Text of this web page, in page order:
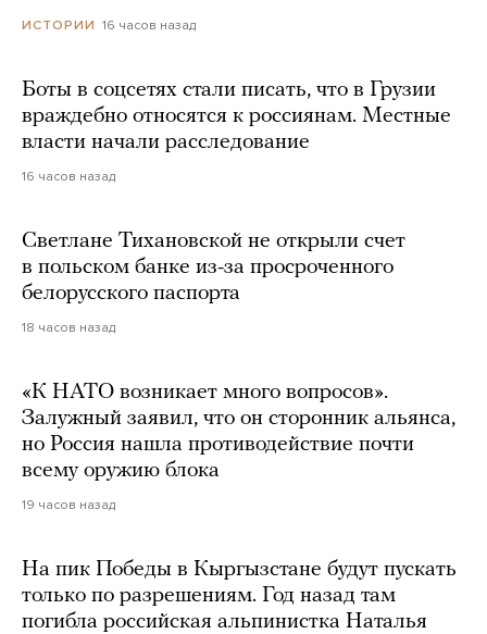
ИСТОРИИ 16 часов назад
Боты в соцсетях стали писать, что в Грузии
враждебно относятся к россиянам. Местные
власти начали расследование
16 часов назад
Светлане Тихановской не открыли счет
в польском банке из-за просроченного
белорусского паспорта
18 часов назад
«К НАТО возникает много вопросов».
Залужный заявил, что он сторонник альянса,
но Россия нашла противодействие почти
всему оружию блока
19 часов назад
На пик Победы в Кыргызстане будут пускать
только по разрешениям. Год назад там
погибла российская альпинистка Наталья